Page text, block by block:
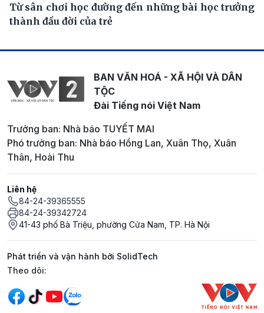
Từ sân chơi học đường đến những bài học trưởng
thành đầu đời của trẻ
BAN VĂN HOÁ - XÃ HỘI VÀ DÂN
TỘC
Đài Tiếng nói Việt Nam
Trưởng ban: Nhà báo TUYẾT MAI
Phó trưởng ban: Nhà báo Hồng Lan, Xuân Thọ, Xuân
Thân, Hoài Thu
Liên hệ
84-24-39365555
84-24-39342724
41-43 phố Bà Triệu, phường Cửa Nam, TP. Hà Nội
Phát triển và vận hành bởi SolidTech
Mạng xã hội
Theo dõi: